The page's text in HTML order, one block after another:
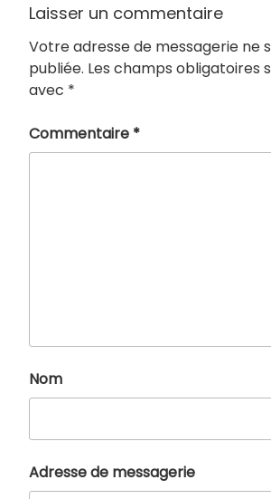
Laisser un commentaire
Votre adresse de messagerie ne
publiée. Les champs obligatoires
avec *
Commentaire *
Nom
Adresse de messagerie